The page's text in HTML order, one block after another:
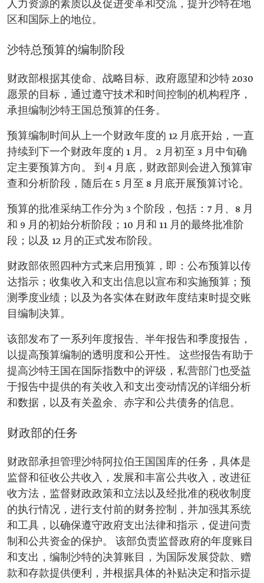
人力资源的素质以及促进变革和交流，提升沙特在地
区和国际上的地位。
沙特总预算的编制阶段
财政部根据其使命、战略目标、政府愿望和沙特 2030
愿景的目标，通过遵守技术和时间控制的机构程序，
承担编制沙特王国总预算的任务。
预算编制时间从上一个财政年度的 12 月底开始，一直
持续到下一个财政年度的 1 月。 2 月初至 3 月中旬确
定主要预算方向。 到 4 月底，财政部则会进入预算审
查和分析阶段，随后在 5 月至 8 月底开展预算讨论。
预算的批准采纳工作分为 3 个阶段，包括：7 月、8 月
和 9 月的初始分析阶段；10 月和 11 月的最终批准阶
段；以及 12 月的正式发布阶段。
财政部依照四种方式来启用预算，即：公布预算以传
达指示；收集收入和支出信息以宣布和实施预算；预
测季度业绩；以及为各实体在财政年度结束时提交账
目编制决算。
该部发布了一系列年度报告、半年报告和季度报告，
以提高预算编制的透明度和公开性。 这些报告有助于
提高沙特王国在国际指数中的评级，私营部门也受益
于报告中提供的有关收入和支出变动情况的详细分析
和数据，以及有关盈余、赤字和公共债务的信息。
财政部的任务
财政部承担管理沙特阿拉伯王国国库的任务，具体是
监督和征收公共收入，发展和丰富公共收入，改进征
收方法，监督财政政策和立法以及经批准的税收制度
的执行情况，进行支付前的财务控制，并加强其系统
和工具，以确保遵守政府支出法律和指示，促进问责
制和公共资金的保护。 该部负责监督政府的年度账目
和支出，编制沙特的决算账目，为国际发展贷款、赠
款和存款提供便利，并根据具体的补贴决定和指示提